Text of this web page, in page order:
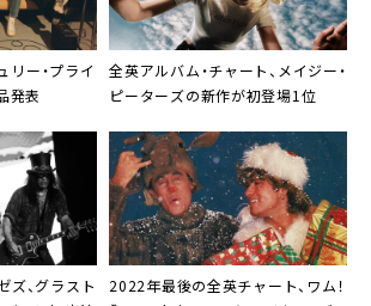
ー・プライ
発表
全英アルバム・チャート、メイジー・
ピーターズの新作が初登場1位
ズ、グラスト
2022年最後の全英チャート、ワム！